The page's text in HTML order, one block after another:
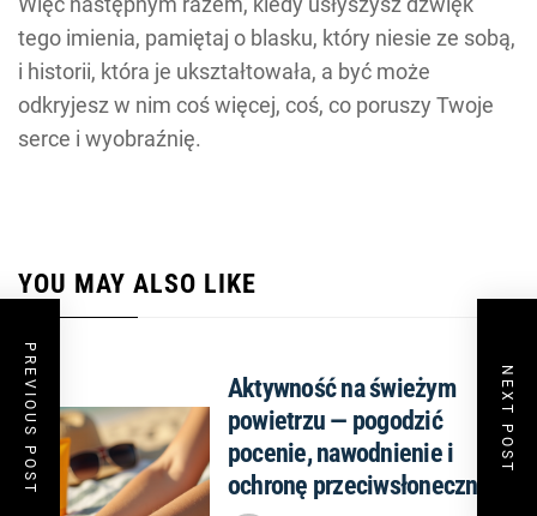
tego imienia, pamiętaj o blasku, który niesie ze sobą,
i historii, która je ukształtowała, a być może
odkryjesz w nim coś więcej, coś, co poruszy Twoje
serce i wyobraźnię.
YOU MAY ALSO LIKE
Aktywność na świeżym
powietrzu — pogodzić
pocenie, nawodnienie i
ochronę przeciwsłoneczną
PREVIOUS POST NEXT POST